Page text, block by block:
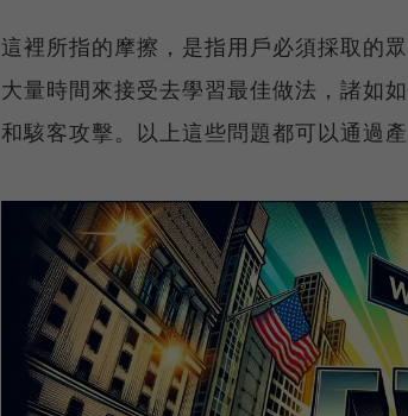
這裡所指的摩擦，是指用戶必須採取的
大量時間來接受去學習最佳做法，諸如
和駭客攻擊。以上這些問題都可以通過產